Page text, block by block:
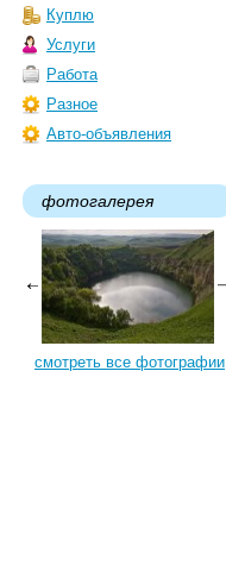
Куплю
Услуги
Работа
Разное
Авто-объявления
фотогалерея
смотреть все фотографии